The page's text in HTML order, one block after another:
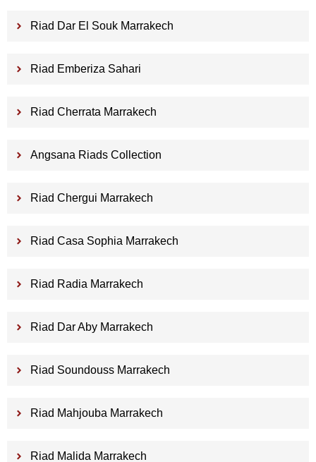
Riad Dar El Souk Marrakech
Riad Emberiza Sahari
Riad Cherrata Marrakech
Angsana Riads Collection
Riad Chergui Marrakech
Riad Casa Sophia Marrakech
Riad Radia Marrakech
Riad Dar Aby Marrakech
Riad Soundouss Marrakech
Riad Mahjouba Marrakech
Riad Malida Marrakech